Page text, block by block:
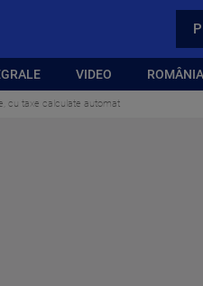
VIDEO
cu taxe calculate automat